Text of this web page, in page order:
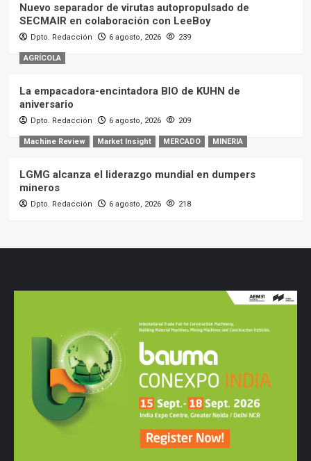
Nuevo separador de virutas autopropulsado de
SECMAIR en colaboración con LeeBoy
Dpto. Redacción 6 agosto, 2026 239
AGRÍCOLA
La empacadora-encintadora BIO de KUHN de
aniversario
Dpto. Redacción 6 agosto, 2026 209
Machine Review Market Insight MERCADO MINERIA
LGMG alcanza el liderazgo mundial en dumpers
mineros
Dpto. Redacción 6 agosto, 2026 218